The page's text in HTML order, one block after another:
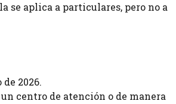
se aplica a particulares, pero no a
2026.
centro de atención o de manera